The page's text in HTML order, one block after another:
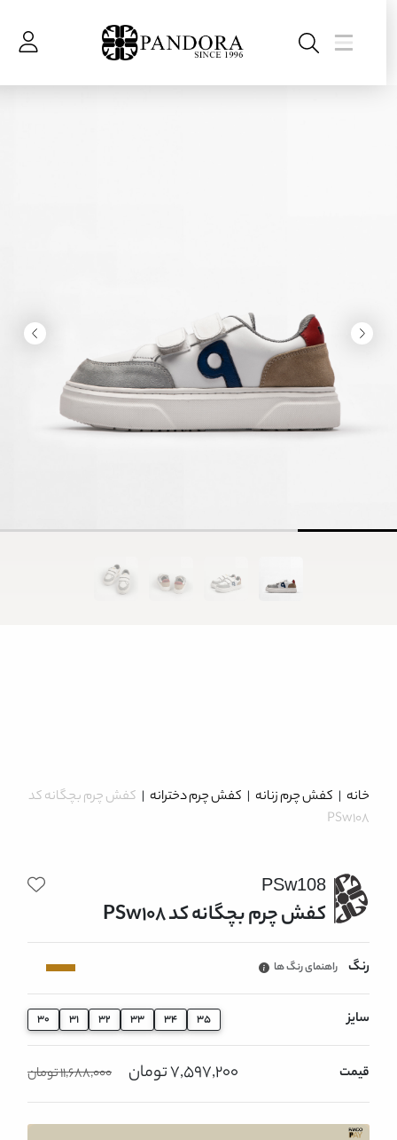
خانه | کفش چرم زنانه| کفش چرم دخترانه| کفش چرم بچگانه کد
PSw108
PSw108
کفش چرم بچگانه کد PSw108
رنگ راهنمای رنگ ها
سایز 30 32 33 34 35
قیمت 7,597,200 تومان 11,688,000 تومان